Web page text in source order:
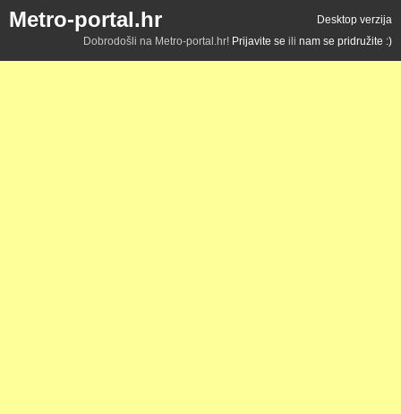
Metro-portal.hr
Desktop verzija
Dobrodošli na Metro-portal.hr! Prijavite se ili nam se pridružite :)